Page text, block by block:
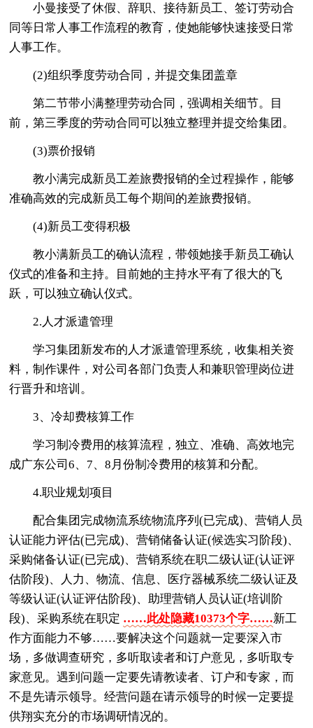
小曼接受了休假、辞职、接待新员工、签订劳动合
同等日常人事工作流程的教育，使她能够快速接受日常
人事工作。
(2)组织季度劳动合同，并提交集团盖章
第二节带小满整理劳动合同，强调相关细节。目
前，第三季度的劳动合同可以独立整理并提交给集团。
(3)票价报销
教小满完成新员工差旅费报销的全过程操作，能够
准确高效的完成新员工每个期间的差旅费报销。
(4)新员工变得积极
教小满新员工的确认流程，带领她接手新员工确认
仪式的准备和主持。目前她的主持水平有了很大的飞
跃，可以独立确认仪式。
2.人才派遣管理
学习集团新发布的人才派遣管理系统，收集相关资
料，制作课件，对公司各部门负责人和兼职管理岗位进
行晋升和培训。
3、冷却费核算工作
学习制冷费用的核算流程，独立、准确、高效地完
成广东公司6、7、8月份制冷费用的核算和分配。
4.职业规划项目
配合集团完成物流系统物流序列(已完成)、营销人员
认证能力评估(已完成)、营销储备认证(候选实习阶段)、
采购储备认证(已完成)、营销系统在职二级认证(认证评
估阶段)、人力、物流、信息、医疗器械系统二级认证及
等级认证(认证评估阶段)、助理营销人员认证(培训阶
段)、采购系统在职定 ……此处隐藏10373个字……新工
作方面能力不够……要解决这个问题就一定要深入市
场，多做调查研究，多听取读者和订户意见，多听取专
家意见。遇到问题一定要先请教读者、订户和专家，而
不是先请示领导。经营问题在请示领导的时候一定要提
供翔实充分的市场调研情况的。